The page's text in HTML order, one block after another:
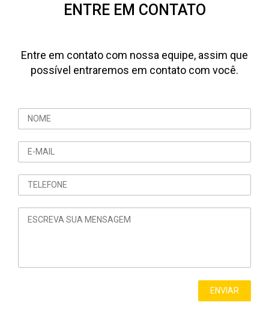
ENTRE EM CONTATO
Entre em contato com nossa equipe, assim que
possível entraremos em contato com você.